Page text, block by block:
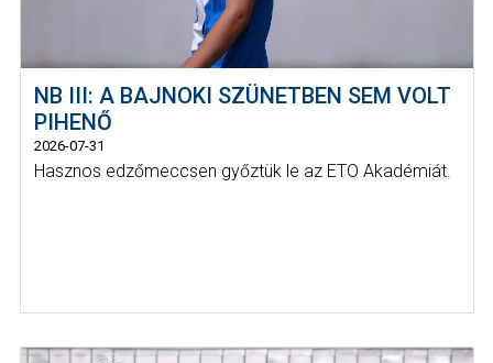
NB III: A BAJNOKI SZÜNETBEN SEM VOLT
PIHENŐ
2026-07-31
Hasznos edzőmeccsen győztük le az ETO Akadémiát.